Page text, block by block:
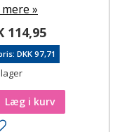
»
114,95
DKK 97,71
Læg i kurv
Tilføj til ønskeseddel